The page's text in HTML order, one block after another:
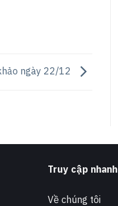
ngày 22/12
Truy cập nhanh
Về chúng tôi